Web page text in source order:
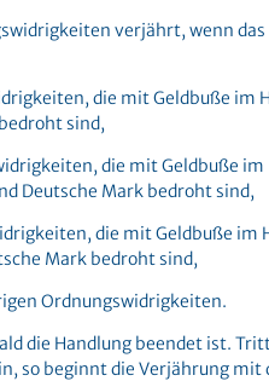
verjährt, wenn
die mit Geldbuße im
sind,
die mit Geldbuße
Deutsche Mark bedroht sind,
die mit Geldbuße im
Mark bedroht sind,
Ordnungswidrigkeiten.
die Handlung beendet ist.
so beginnt die Verjährung